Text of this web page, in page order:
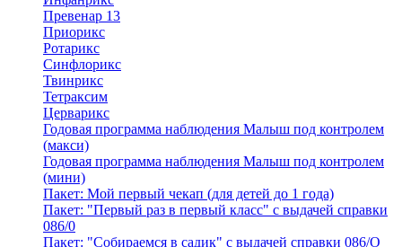
Превенар 13
Приорикс
Ротарикс
Синфлорикс
Твинрикс
Тетраксим
Церварикс
Годовая программа наблюдения Малыш под контролем
(макси)
Годовая программа наблюдения Малыш под контролем
(мини)
Пакет: Мой первый чекап (для детей до 1 года)
Пакет: "Первый раз в первый класс" с выдачей справки
086/0
Пакет: "Собираемся в садик" с выдачей справки 086/О